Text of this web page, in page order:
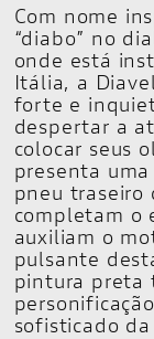
Com nome
“diabo” no
onde está
Itália, a
forte e
despertar a
colocar seus
presenta
pneu traseiro
completam o
auxiliam o
pulsante
pintura preta
sofisticado